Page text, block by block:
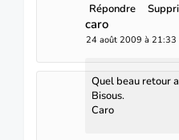
Répondre
caro
24 août 2009 à 21:33
Quel beau retour
Bisous.
Caro